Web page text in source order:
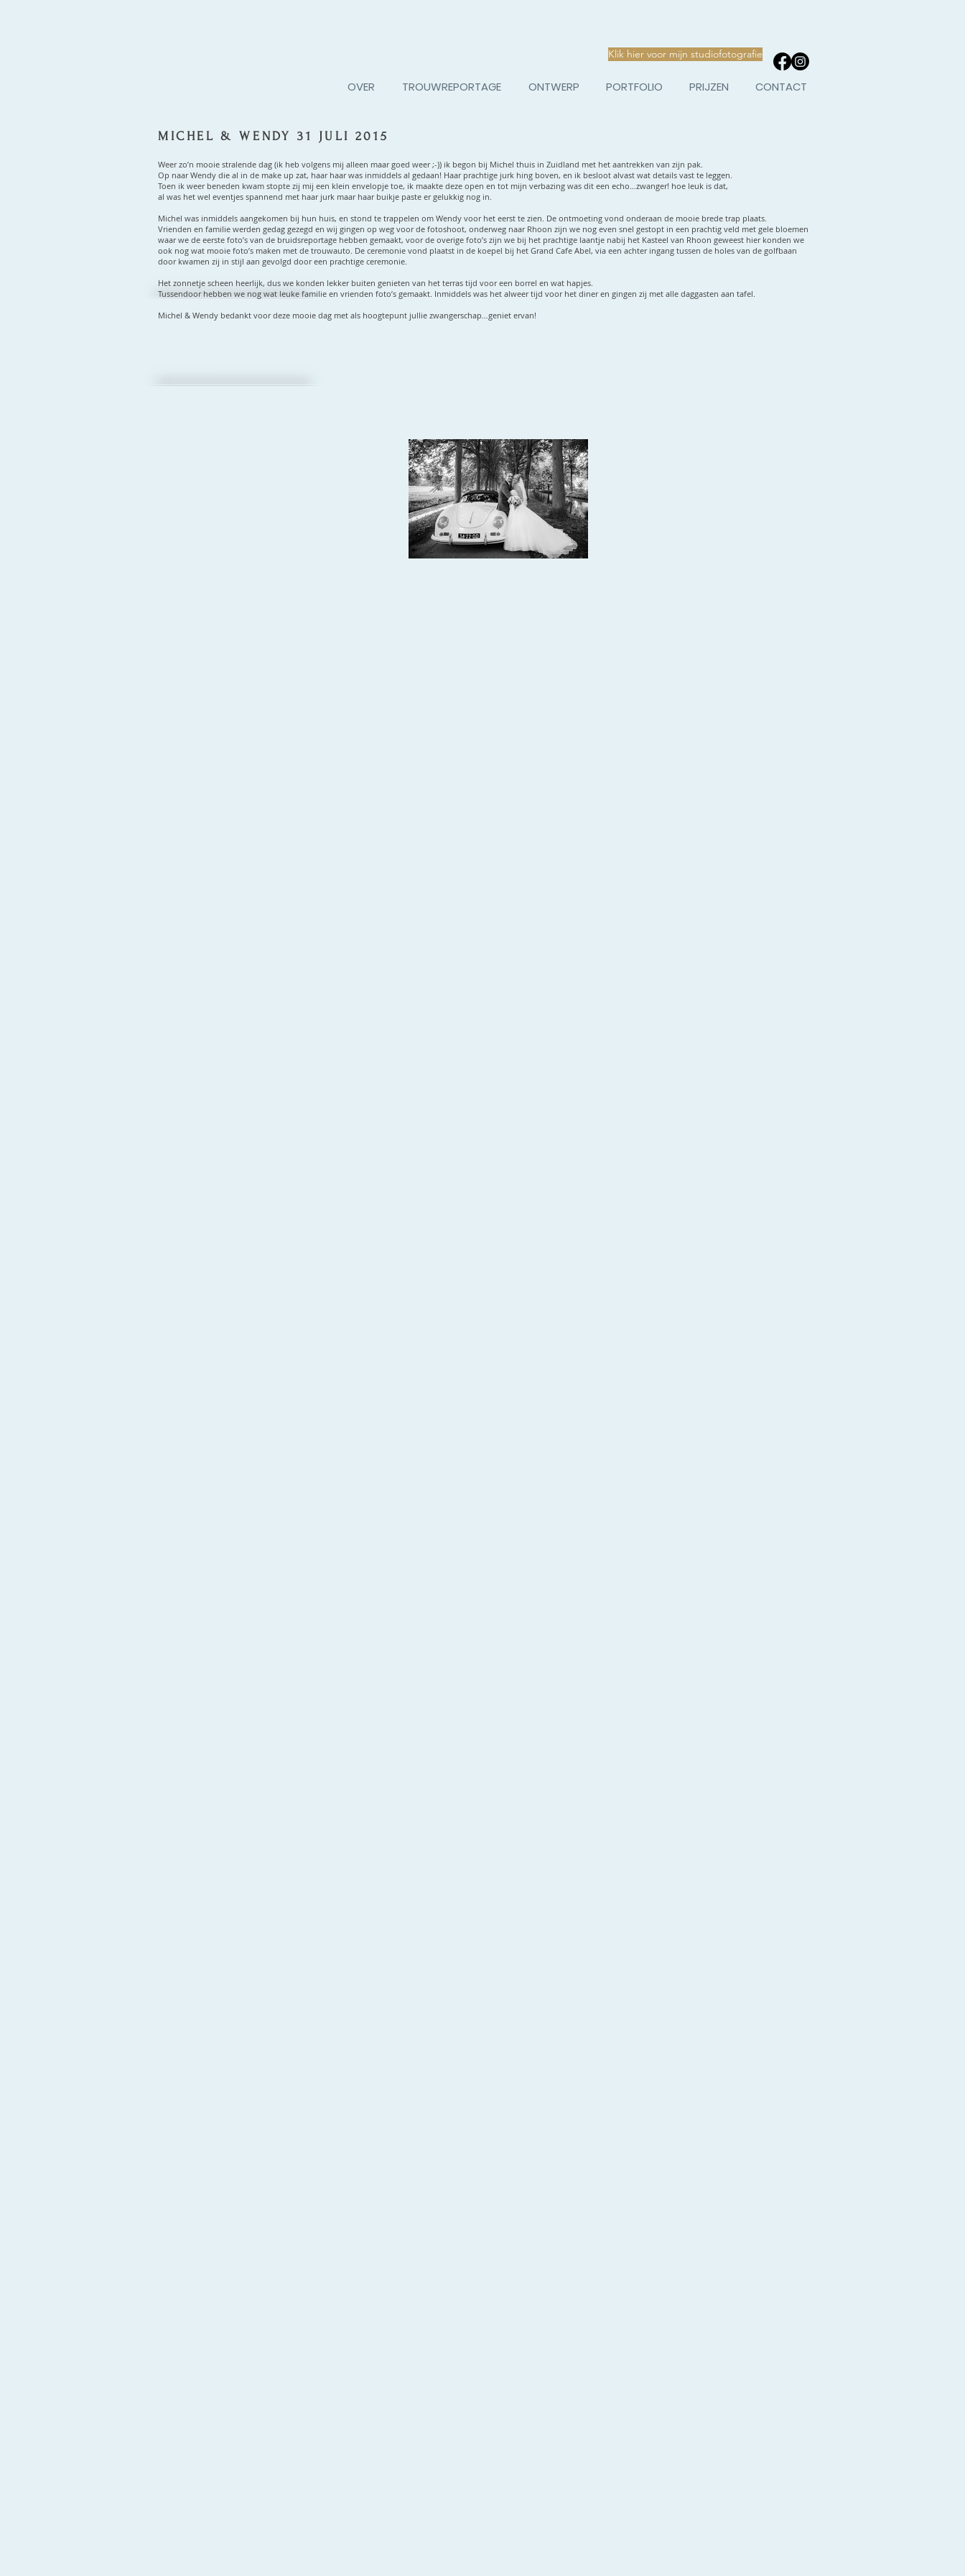
Klik hier voor mijn studiofotografie
MICHEL & WENDY 31 JULI 2015
Weer zo’n mooie stralende dag (ik heb volgens mij alleen maar goed weer ;-)) ik begon bij Michel thuis in Zuidland met het aantrekken van zijn pak.
Op naar Wendy die al in de make up zat, haar haar was inmiddels al gedaan! Haar prachtige jurk hing boven, en ik besloot alvast wat details vast te leggen.
Toen ik weer beneden kwam stopte zij mij een klein envelopje toe, ik maakte deze open en tot mijn verbazing was dit een echo…zwanger! hoe leuk is dat,
al was het wel eventjes spannend met haar jurk maar haar buikje paste er gelukkig nog in.
Michel was inmiddels aangekomen bij hun huis, en stond te trappelen om Wendy voor het eerst te zien. De ontmoeting vond onderaan de mooie brede trap plaats.
Vrienden en familie werden gedag gezegd en wij gingen op weg voor de fotoshoot, onderweg naar Rhoon zijn we nog even snel gestopt in een prachtig veld met gele bloemen
waar we de eerste foto’s van de bruidsreportage hebben gemaakt, voor de overige foto’s zijn we bij het prachtige laantje nabij het Kasteel van Rhoon geweest hier konden we
ook nog wat mooie foto’s maken met de trouwauto. De ceremonie vond plaatst in de koepel bij het Grand Cafe Abel, via een achter ingang tussen de holes van de golfbaan
door kwamen zij in stijl aan gevolgd door een prachtige ceremonie.
Het zonnetje scheen heerlijk, dus we konden lekker buiten genieten van het terras tijd voor een borrel en wat hapjes.
Tussendoor hebben we nog wat leuke familie en vrienden foto’s gemaakt. Inmiddels was het alweer tijd voor het diner en gingen zij met alle daggasten aan tafel.
Michel & Wendy bedankt voor deze mooie dag met als hoogtepunt jullie zwangerschap…geniet ervan!
OVER TROUWREPORTAGE ONTWERP PORTFOLIO PRIJZEN CONTACT